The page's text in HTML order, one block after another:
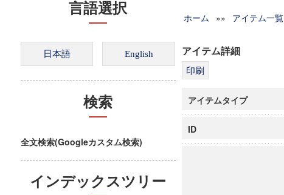
言語選択
検索
全文検索(Googleカスタム検索)
インデックスツリー
ホーム »» アイテム一覧
アイテム詳細
アイテムタイプ
ID